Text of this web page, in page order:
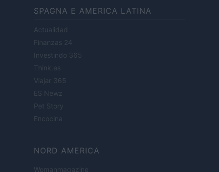
SPAGNA E AMERICA LATINA
Actualidad
Finanzas 24
Investindo 365
Think.es
Viajar 365
ES Newz
Pet Story
Encocina
NORD AMERICA
Womanmagazine